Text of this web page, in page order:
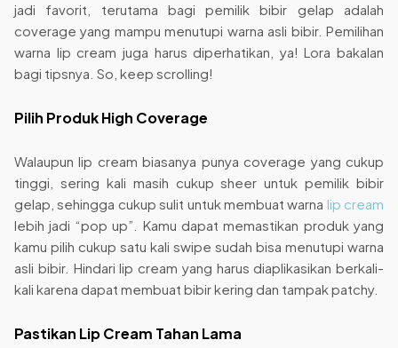
jadi favorit, terutama bagi pemilik bibir gelap adalah
coverage yang mampu menutupi warna asli bibir. Pemilihan
warna lip cream juga harus diperhatikan, ya! Lora bakalan
bagi tipsnya. So, keep scrolling!
Pilih Produk High Coverage
Walaupun lip cream biasanya punya coverage yang cukup
tinggi, sering kali masih cukup sheer untuk pemilik bibir
gelap, sehingga cukup sulit untuk membuat warna lip cream
lebih jadi “pop up”. Kamu dapat memastikan produk yang
kamu pilih cukup satu kali swipe sudah bisa menutupi warna
asli bibir. Hindari lip cream yang harus diaplikasikan berkali-
kali karena dapat membuat bibir kering dan tampak patchy.
Pastikan Lip Cream Tahan Lama